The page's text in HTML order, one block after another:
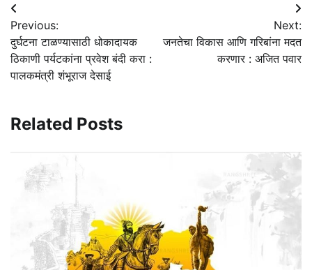
Post
navigation
Previous:
दुर्घटना टाळण्यासाठी धोकादायक
ठिकाणी पर्यटकांना प्रवेश बंदी करा :
पालकमंत्री शंभूराज देसाई
Next:
जनतेचा विकास आणि गरिबांना मदत
करणार : अजित पवार
Related Posts